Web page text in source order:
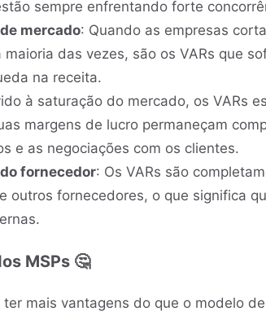
sempre enfrentando forte
mercado: Quando as empresas
maioria das vezes, são os VARs que
na receita.
à saturação do mercado, os VARs
margens de lucro permaneçam
e as negociações com os clientes.
fornecedor: Os VARs são
outros fornecedores, o que significa
MSPs 🤔
ter mais vantagens do que o modelo